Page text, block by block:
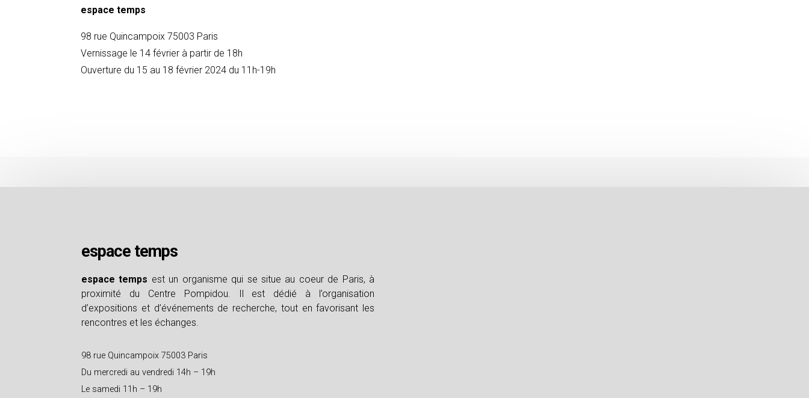
espace temps
98 rue Quincampoix 75003 Paris
Vernissage le 14 février à partir de 18h
Ouverture du 15 au 18 février 2024 du 11h-19h
espace temps
espace temps est un organisme qui se situe au coeur de Paris, à
proximité du Centre Pompidou. Il est dédié à l’organisation
d’expositions et d’événements de recherche, tout en favorisant les
rencontres et les échanges.
98 rue Quincampoix 75003 Paris
Du mercredi au vendredi 14h – 19h
Le samedi 11h – 19h